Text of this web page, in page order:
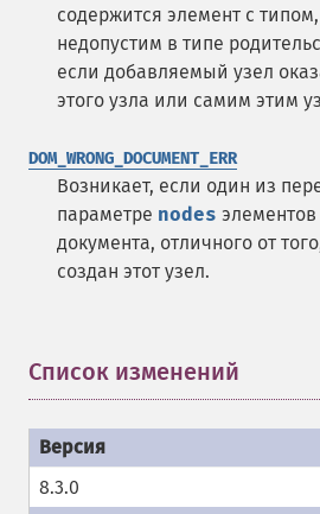
содержится элемент с
недопустим в типе
если добавляемый узел
этого узла или самим этим
DOM_WRONG_DOCUMENT_ERR
Возникает, если один из
параметре nodes
документа, отличного от
создан этот узел.
Список изменений
8.3.0